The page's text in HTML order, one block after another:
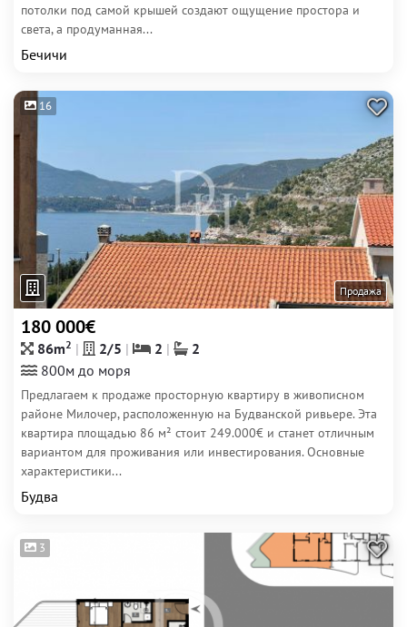
потолки под самой крышей создают ощущение простора и
света, а продуманная...
Бечичи
16
Продажа
180 000€
86m2 2/5 2
2
800м до моря
Предлагаем к продаже просторную квартиру в живописном
районе Милочер, расположенную на Будванской ривьере. Эта
квартира площадью 86 м² стоит 249.000€ и станет отличным
вариантом для проживания или инвестирования. Основные
характеристики...
Будва
3